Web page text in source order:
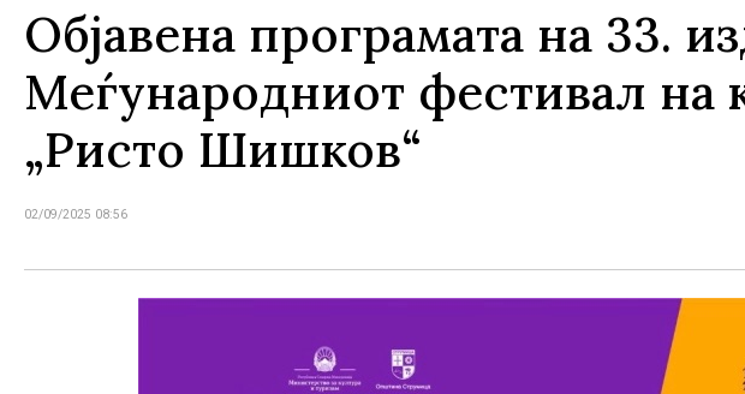
Објавена програмата на 33.
Меѓународниот фестивал на
„Ристо Шишков“
02/09/2025 08:56